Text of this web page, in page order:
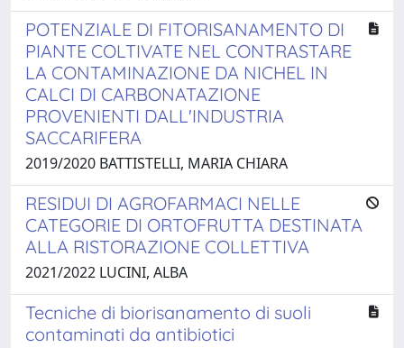
POTENZIALE DI FITORISANAMENTO DI
PIANTE COLTIVATE NEL CONTRASTARE
LA CONTAMINAZIONE DA NICHEL IN
CALCI DI CARBONATAZIONE
PROVENIENTI DALL'INDUSTRIA
SACCARIFERA
2019/2020 BATTISTELLI, MARIA CHIARA
RESIDUI DI AGROFARMACI NELLE
CATEGORIE DI ORTOFRUTTA DESTINATA
ALLA RISTORAZIONE COLLETTIVA
2021/2022 LUCINI, ALBA
Tecniche di biorisanamento di suoli
contaminati da antibiotici